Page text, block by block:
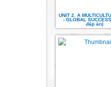
UNIT 2. A
- GLOBAL
đáp án)